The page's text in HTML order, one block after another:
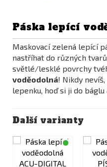
Páska lepící
Maskovací zelená lepící
nastříhat do různých
světlé/lesklé povrchy
voděodolná! Nikdy
lepenku, hoď si ji do báglu
Další varianty